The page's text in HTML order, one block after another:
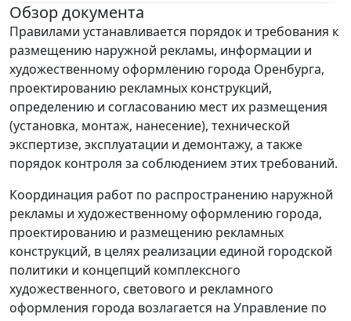
Обзор документа
Правилами устанавливается порядок и требования к
размещению наружной рекламы, информации и
художественному оформлению города Оренбурга,
проектированию рекламных конструкций,
определению и согласованию мест их размещения
(установка, монтаж, нанесение), технической
экспертизе, эксплуатации и демонтажу, а также
порядок контроля за соблюдением этих требований.
Координация работ по распространению наружной
рекламы и художественному оформлению города,
проектированию и размещению рекламных
конструкций, в целях реализации единой городской
политики и концепций комплексного
художественного, светового и рекламного
оформления города возлагается на Управление по